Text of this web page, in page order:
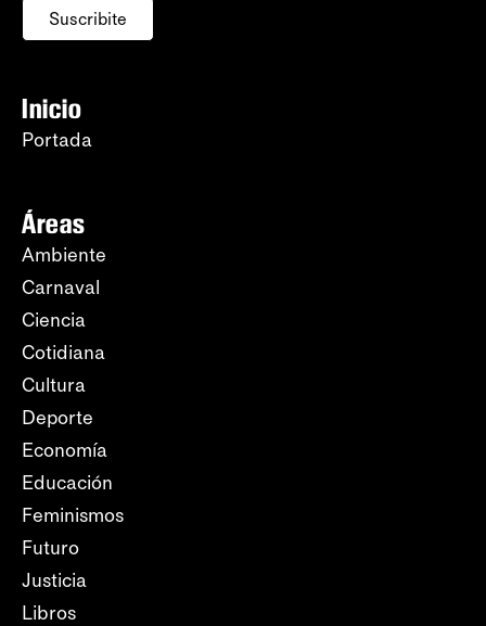
Suscribite
Inicio
Portada
Áreas
Ambiente
Carnaval
Ciencia
Cotidiana
Cultura
Deporte
Economía
Educación
Feminismos
Futuro
Justicia
Libros